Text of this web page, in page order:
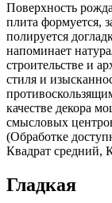
Поверхность
плита формуется,
полируется
напоминает
строительстве и
стиля и
качестве декора
смысловых
(Обработке
Квадрат средний,
Гладкая